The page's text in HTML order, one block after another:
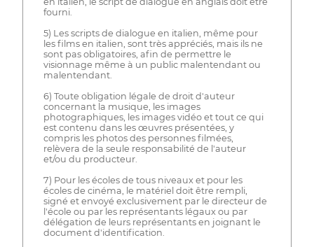
fourni.
5) Les scripts de dialogue en italien, même pour
les films en italien, sont très appréciés, mais ils ne
sont pas obligatoires, afin de permettre le
visionnage même à un public malentendant ou
malentendant.
6) Toute obligation légale de droit d'auteur
concernant la musique, les images
photographiques, les images vidéo et tout ce qui
est contenu dans les œuvres présentées, y
compris les photos des personnes filmées,
relèvera de la seule responsabilité de l'auteur
et/ou du producteur.
7) Pour les écoles de tous niveaux et pour les
écoles de cinéma, le matériel doit être rempli,
signé et envoyé exclusivement par le directeur de
l'école ou par les représentants légaux ou par
délégation de leurs représentants en joignant le
document d'identification.